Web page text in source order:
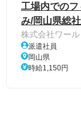
工場内での
み/岡山県総
株式会社ワー
派遣社員
岡山県
時給1,150円